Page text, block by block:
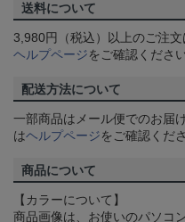
送料について
3,980円（税込）以上のご注
ヘルプページをご確認ください
配送方法について
一部商品はメール便でのお届
はヘルプページをご確認くだ
商品について
【カラーについて】
商品画像は、お使いのパソコ